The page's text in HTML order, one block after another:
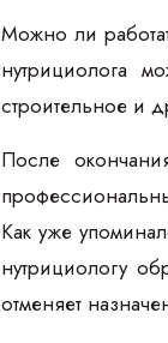
Можно ли
нутрициолога
строительное и
После
Как уже
нутрициологу
отменяет